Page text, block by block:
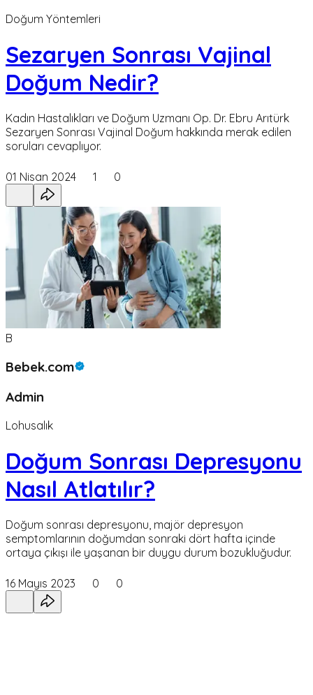
Doğum Yöntemleri
Sezaryen Sonrası Vajinal
Doğum Nedir?
Kadın Hastalıkları ve Doğum Uzmanı Op. Dr. Ebru Arıtürk
Sezaryen Sonrası Vajinal Doğum hakkında merak edilen
soruları cevaplıyor.
01 Nisan 2024 1 0
B
Bebek.com
Admin
Lohusalık
Doğum Sonrası Depresyonu
Nasıl Atlatılır?
Doğum sonrası depresyonu, majör depresyon
semptomlarının doğumdan sonraki dört hafta içinde
ortaya çıkışı ile yaşanan bir duygu durum bozukluğudur.
16 Mayıs 2023 0 0